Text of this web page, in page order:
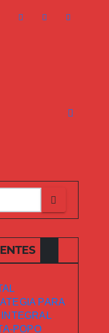
PARA
POPO